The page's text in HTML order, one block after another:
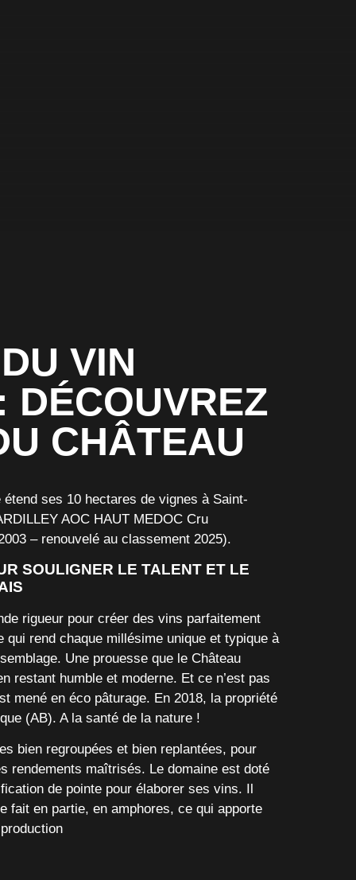
VIN
DÉCOUVREZ
CHÂTEAU
ses 10 hectares de vignes à Saint-
AOC HAUT MEDOCCru
– renouvelé au classement 2025).
SOULIGNER LE TALENT ET LE
rigueurpour créer des vins parfaitement
rend chaque millésime unique et typique à
Une prouesse que le Château
restant humble et moderne. Et ce n’est pas
mené en éco pâturage. En 2018, la propriété
(AB). A la santé de la nature !
bien regroupées et bien replantées, pour
rendements maîtrisés. Le domaine est doté
de pointe pour élaborer ses vins. Il
fait en partie, en amphores, ce qui apporte